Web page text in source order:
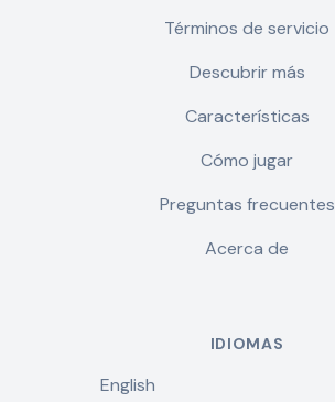
Términos de servicio
Descubrir más
Características
Cómo jugar
Preguntas frecuentes
Acerca de
IDIOMAS
English